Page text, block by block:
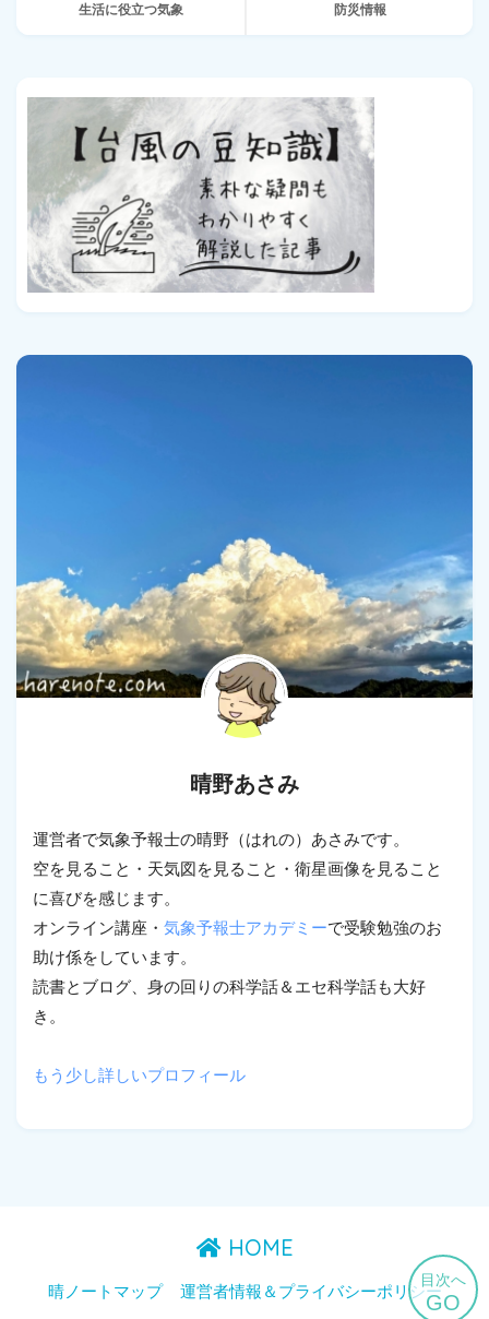
目次へ
GO
生活に役立つ気象 防災情報
晴野あさみ
運営者で気象予報士の晴野（はれの）あさみです。
空を見ること・天気図を見ること・衛星画像を見ること
に喜びを感じます。
オンライン講座・ 気象予報士アカデミーで受験勉強のお
助け係をしています。
読書とブログ、身の回りの科学話＆エセ科学話も大好
き。
もう少し詳しいプロフィール
HOME
晴ノートマップ 運営者情報＆プライバシーポリシー